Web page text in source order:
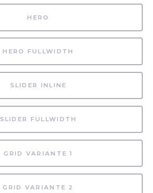
HERO
HERO FULLWIDTH
SLIDER INLINE
SLIDER FULLWIDTH
GRID VARIANTE 1
GRID VARIANTE 2